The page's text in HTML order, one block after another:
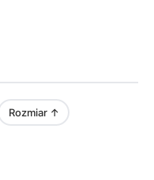
Rozmiar ↑